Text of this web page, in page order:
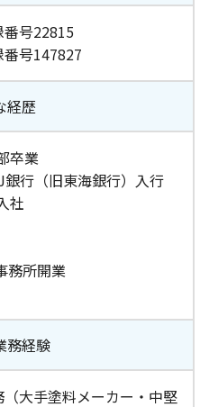
号22815
号147827
経歴
卒業
行（旧東海銀行）入行
社
所開業
務経験
大手塗料メーカー・中堅